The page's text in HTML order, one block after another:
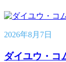
2026年8月7日
ダイユウ・コ